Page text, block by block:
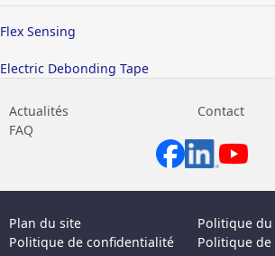
Flex Sensing
Electric Debonding Tape
Actualités
Contact
FAQ
Plan du site
Politique du
Politique de confidentialité
Politique de